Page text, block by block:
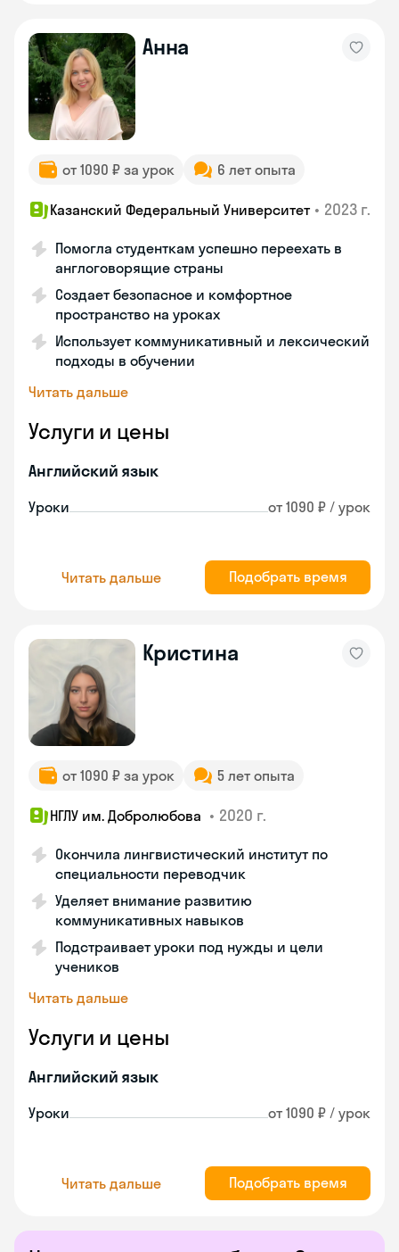
Анна
от 1090 ₽ за урок 6 лет опыта
Казанский Федеральный Университет • 2023 г.
Помогла студенткам успешно переехать в
англоговорящие страны
Создает безопасное и комфортное
пространство на уроках
Использует коммуникативный и лексический
подходы в обучении
Читать дальше
Услуги и цены
Английский язык
Уроки от 1090 ₽ / урок
Читать дальше Подобрать время
Кристина
от 1090 ₽ за урок 5 лет опыта
НГЛУ им. Добролюбова • 2020 г.
Окончила лингвистический институт по
специальности переводчик
Уделяет внимание развитию
коммуникативных навыков
Подстраивает уроки под нужды и цели
учеников
Читать дальше
Услуги и цены
Английский язык
Уроки от 1090 ₽ / урок
Читать дальше Подобрать время